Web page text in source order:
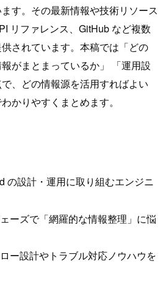
す。その最新情報や技術リソース
リファレンス、GitHub など複数
されています。本稿では「どの
がまとまっているか」 「運用設
、どの情報源を活用すればよい
かりやすくまとめます。
の設計・運用に取り組むエンジニ
ーズで「網羅的な情報整理」に悩
ー設計やトラブル対応ノウハウを